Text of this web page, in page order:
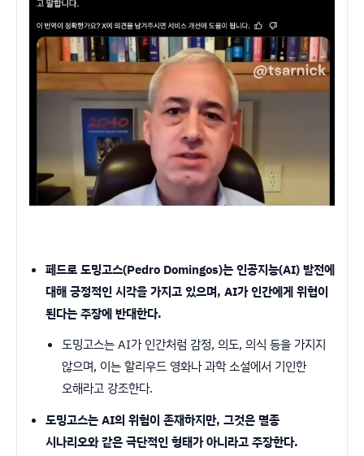
페드로 도밍고스(Pedro Domingos)는 인공지능(AI) 발전에
대해 긍정적인 시각을 가지고 있으며, AI가 인간에게 위협이
된다는 주장에 반대한다.
도밍고스는 AI가 인간처럼 감정, 의도, 의식 등을 가지지
않으며, 이는 할리우드 영화나 과학 소설에서 기인한
오해라고 강조한다.
도밍고스는 AI의 위험이 존재하지만, 그것은 멸종
시나리오와 같은 극단적인 형태가 아니라고 주장한다.